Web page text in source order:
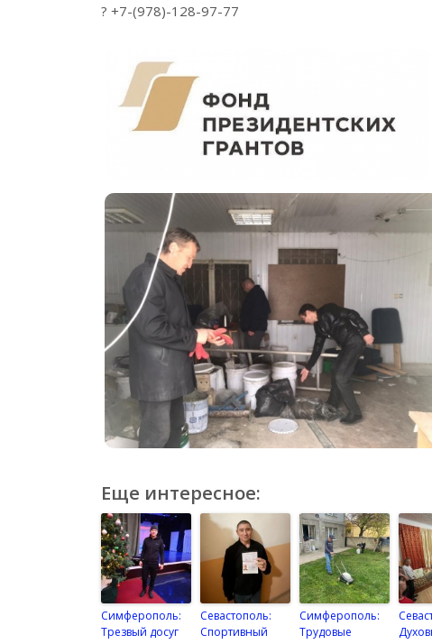
? +7-(978)-128-97-77
Еще интересное:
Симферополь:
Трезвый досуг
Севастополь:
Спортивный
Симферополь:
Трудовые